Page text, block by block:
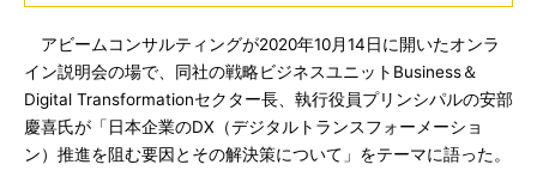
アビームコンサルティングが2020年10月14日に開いたオンラ
イン説明会の場で、同社の戦略ビジネスユニットBusiness＆
Digital Transformationセクター長、執行役員プリンシパルの安部
慶喜氏が「日本企業のDX（デジタルトランスフォーメーショ
ン）推進を阻む要因とその解決策について」をテーマに語った。